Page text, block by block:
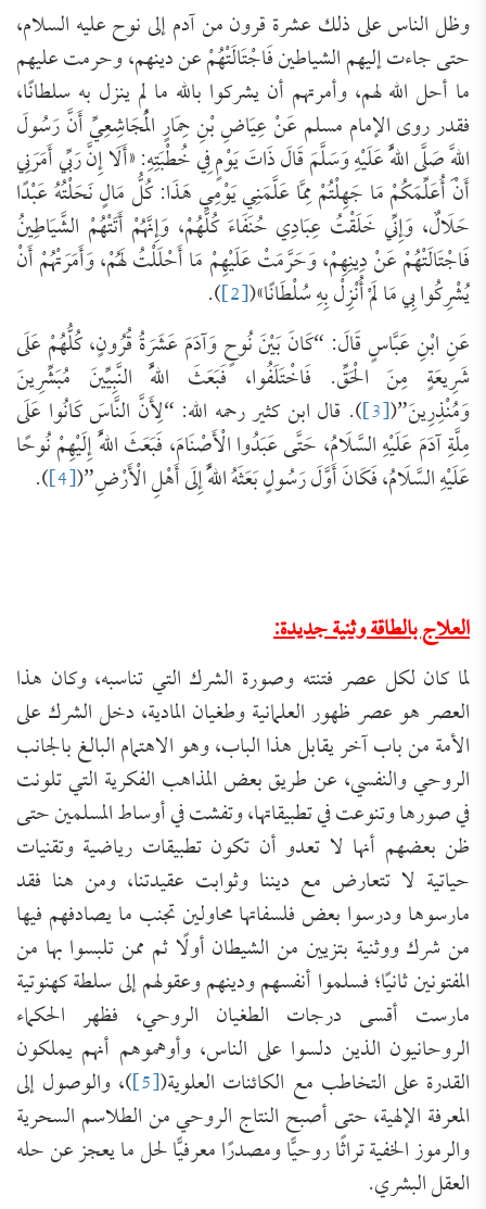
وظل الناس على ذلك عشرة قرون من آدم إلى نوح عليه السلام،
حتى جاءت إليهم الشياطين فَاجْتَالَتْهُمْ عن دينهم، وحرمت عليهم
ما أحل الله لهم، وأمرتهم أن يشركوا بالله ما لم ينزل به سلطانًا،
فقدر روى الإمام مسلم عَنْ عِيَاضِ بْنِ حِمَارٍ الْمُجَاشِعِيِّ أَنَّ رَسُولَ
اللَّهِ صَلَّى اللَّهُ عَلَيْهِ وَسَلَّمَ قَالَ ذَاتَ يَوْمٍ فِي خُطْبَتِهِ: «أَلَا إِنَّ رَبِّي أَمَرَنِي
أَنْ أُعَلِّمَكُمْ مَا جَهِلْتُمْ مِمَّا عَلَّمَنِي يَوْمِي هَذَا: كُلُّ مَالٍ نَحَلْتُهُ عَبْدًا
حَلَالٌ، وَإِنِّي خَلَقْتُ عِبَادِي حُنَفَاءَ كُلَّهُمْ، وَإِنَّهُمْ أَتَتْهُمْ الشَّيَاطِينُ
فَاجْتَالَتْهُمْ عَنْ دِينِهِمْ، وَحَرَّمَتْ عَلَيْهِمْ مَا أَحْلَلْتُ لَهُمْ، وَأَمَرَتْهُمْ أَنْ
يُشْرِكُوا بِي مَا لَمْ أُنْزِلْ بِهِ سُلْطَانًا»([2]
).
عَنِ ابْنِ عَبَّاسٍ قَالَ: “كَانَ بَيْنَ نُوحٍ وَآدَمَ عَشَرَةُ قُرُونٍ، كُلُّهُمْ عَلَى
شَرِيعَةٍ مِنَ الْحَقِّ. فَاخْتَلَفُوا، فَبَعَثَ اللَّهُ النَّبِيِّينَ مُبَشِّرِينَ
وَمُنْذِرِينَ”([3] ). قال ابن كثير رحمه الله: “لِأَنَّ النَّاسَ كَانُوا عَلَى
مِلَّةِ آدَمَ عَلَيْهِ السَّلَامُ، حَتَّى عَبَدُوا الْأَصْنَامَ، فَبَعَثَ اللَّهُ إِلَيْهِمْ نُوحًا
عَلَيْهِ السَّلَامُ، فَكَانَ أَوَّلَ رَسُولٍ بَعَثَهُ اللَّهُ إِلَى أَهْلِ الْأَرْضِ”([4]
).
العلاج بالطاقة وثنية جديدة:
لما كان لكل عصر فتنته وصورة الشرك التي تناسبه، وكان هذا
العصر هو عصر ظهور العلمانية وطغيان المادية، دخل الشرك على
الأمة من باب آخر يقابل هذا الباب، وهو الاهتمام البالغ بالجانب
الروحي والنفسي، عن طريق بعض المذاهب الفكرية التي تلونت
في صورها وتنوعت في تطبيقاتها، وتفشت في أوساط المسلمين حتى
ظن بعضهم أنها لا تعدو أن تكون تطبيقات رياضية وتقنيات
حياتية لا تتعارض مع ديننا وثوابت عقيدتنا، ومن هنا فقد
مارسوها ودرسوا بعض فلسفاتها محاولين تجنب ما يصادفهم فيها
من شرك ووثنية بتزيين من الشيطان أولًا ثم ممن تلبسوا بها من
المفتونين ثانيًا؛ فسلموا أنفسهم ودينهم وعقولهم إلى سلطة كهنوتية
مارست أقسى درجات الطغيان الروحي، فظهر الحكماء
الروحانيون الذين دلسوا على الناس، وأوهموهم أنهم يملكون
القدرة على التخاطب مع الكائنات العلوية([5] )، والوصول إلى
المعرفة الإلهية، حتى أصبح النتاج الروحي من الطلاسم السحرية
والرموز الخفية تراثًا روحيًّا ومصدرًا معرفيًّا لحل ما يعجز عن حله
العقل البشري.